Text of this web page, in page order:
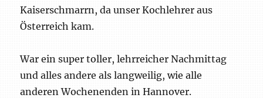
Kaiserschmarrn, da unser Kochlehrer aus
Österreich kam.
War ein super toller, lehrreicher Nachmittag
und alles andere als langweilig, wie alle
anderen Wochenenden in Hannover.